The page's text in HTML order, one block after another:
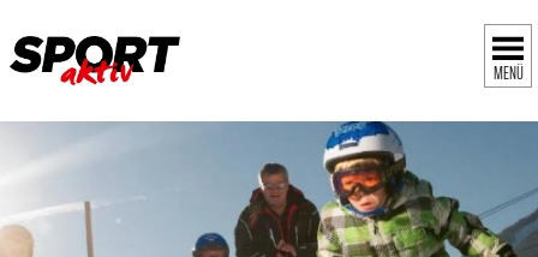
MENÜ